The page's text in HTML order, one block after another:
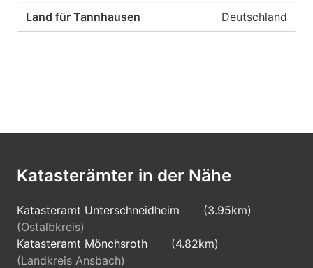
Deutschland
Katasterämter in der Nähe
Katasteramt Unterschneidheim
(3.95km)
(Ostalbkreis)
Katasteramt Mönchsroth
(4.82km)
(Landkreis Ansbach)